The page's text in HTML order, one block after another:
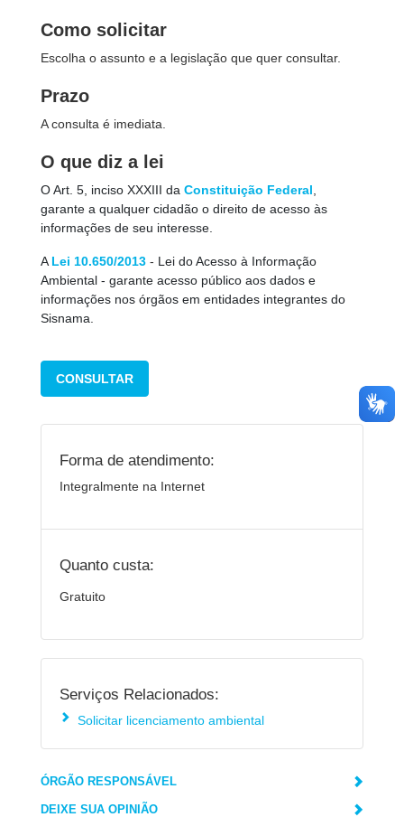
Como solicitar
Escolha o assunto e a legislação que quer consultar.
Prazo
A consulta é imediata.
O que diz a lei
O Art. 5, inciso XXXIII da Constituição Federal
garante a qualquer cidadão o direito de acesso às
informações de seu interesse.
A Lei 10.650/2013 - Lei do Acesso à Informação
Ambiental - garante acesso público aos dados e
informações nos órgãos em entidades integrantes do
Sisnama.
CONSULTAR
Forma de atendimento:
Integralmente na Internet
Quanto custa:
Gratuito
Serviços Relacionados:
Solicitar licenciamento ambiental
ÓRGÃO RESPONSÁVEL
DEIXE SUA OPINIÃO